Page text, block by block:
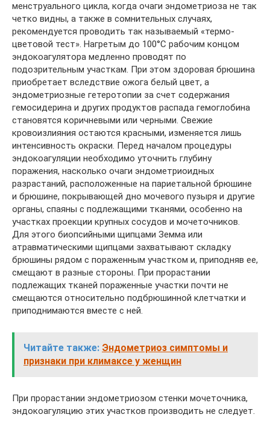
менструального цикла, когда очаги эндометриоза не так
четко видны, а также в сомнительных случаях,
рекомендуется проводить так называемый «термо-
цветовой тест». Нагретым до 100°С рабочим концом
эндокоагулятора медленно проводят по
подозрительным участкам. При этом здоровая брюшина
приобретает вследствие ожога белый цвет, а
эндометриозные гетеротопии за счет содержания
гемосидерина и других продуктов распада гемоглобина
становятся коричневыми или черными. Свежие
кровоизлияния остаются красными, изменяется лишь
интенсивность окраски. Перед началом процедуры
эндокоагуляции необходимо уточнить глубину
поражения, насколько очаги эндометриоидных
разрастаний, расположенные на париетальной брюшине
и брюшине, покрывающей дно мочевого пузыря и другие
органы, спаяны с подлежащими тканями, особенно на
участках проекции крупных сосудов и мочеточников.
Для этого биопсийными щипцами Земма или
атравматическими щипцами захватывают складку
брюшины рядом с пораженным участком и, приподняв ее,
смещают в разные стороны. При прорастании
подлежащих тканей пораженные участки почти не
смещаются относительно подбрюшинной клетчатки и
приподнимаются вместе с ней.
Читайте также: Эндометриоз симптомы и
признаки при климаксе у женщин
При прорастании эндометриозом стенки мочеточника,
эндокоагуляцию этих участков производить не следует.